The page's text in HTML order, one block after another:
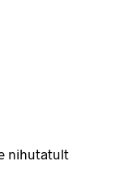
nihutatult